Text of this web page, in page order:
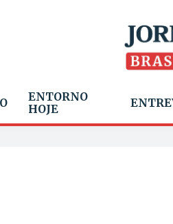
ENTORNO
HOJE